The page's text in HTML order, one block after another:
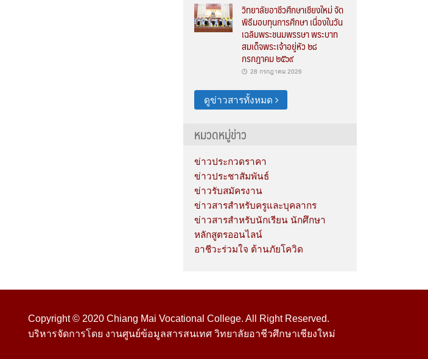
วิทยาลัยอาชีวศึกษาเชียงใหม่ จัด
พิธีมอบทุนการศึกษา เนื่องในวัน
เฉลิมพระชนมพรรษา พระบาท
สมเด็จพระเจ้าอยู่หัว ๒๘
กรกฎาคม ๒๕๖๙
28 กรกฎาคม 2026
ดูข่าวสารทั้งหมด
หมวดหมู่ข่าว
ข่าวประกวดราคา
ข่าวประชาสัมพันธ์
ข่าวรับสมัครงาน
ข่าวสารสำหรับครูและบุคลากร
ข่าวสารสำหรับนักเรียน นักศึกษา
หลักสูตรออนไลน์
อาชีวะร่วมใจ ต้านภัยโควิด
Copyright © 2020 Chiang Mai Vocational College. All Right Reserved.
บริหารจัดการโดย งานศูนย์ข้อมูลสารสนเทศ วิทยาลัยอาชีวศึกษาเชียงใหม่